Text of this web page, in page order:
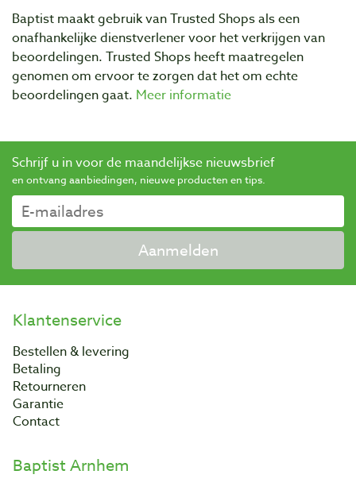
Baptist maakt gebruik van Trusted Shops als een
onafhankelijke dienstverlener voor het verkrijgen van
beoordelingen. Trusted Shops heeft maatregelen
genomen om ervoor te zorgen dat het om echte
beoordelingen gaat. Meer informatie
Schrijf u in voor de maandelijkse nieuwsbrief
en ontvang aanbiedingen, nieuwe producten en tips.
Aanmelden
Klantenservice
Bestellen & levering
Betaling
Retourneren
Garantie
Contact
Baptist Arnhem